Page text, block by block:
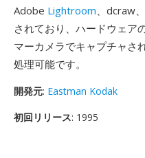
Adobe Lightroom、dcraw
されており、ハードウェア
マーカメラでキャプチャさ
処理可能です。
開発元: Eastman Kodak
初回リリース: 1995